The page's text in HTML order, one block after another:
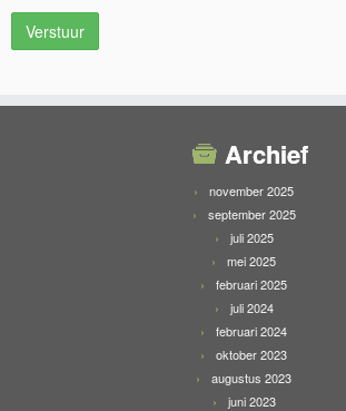
Archief
november 2025
september 2025
juli 2025
mei 2025
februari 2025
juli 2024
februari 2024
oktober 2023
augustus 2023
juni 2023